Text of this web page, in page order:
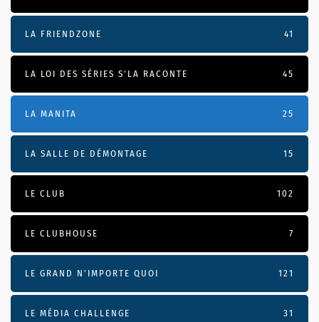
LA FRIENDZONE 41
LA LOI DES SÉRIES S'LA RACONTE 45
LA MANITA 25
LA SALLE DE DÉMONTAGE 15
LE CLUB 102
LE CLUBHOUSE 7
LE GRAND N’IMPORTE QUOI 121
LE MÉDIA CHALLENGE 31